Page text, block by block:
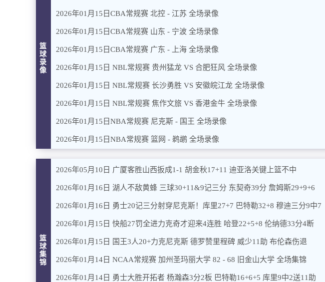
篮
球
录
像
2026年01月15日CBA常规赛 北控 - 江苏 全场录像
2026年01月15日CBA常规赛 山东 - 宁波 全场录像
2026年01月15日CBA常规赛 广东 - 上海 全场录像
2026年01月15日 NBL常规赛 贵州猛龙 VS 合肥狂风 全场录像
2026年01月15日 NBL常规赛 长沙勇胜 VS 安徽皖江龙 全场录像
2026年01月15日 NBL常规赛 焦作文旅 VS 香港金牛 全场录像
2026年01月15日NBA常规赛 尼克斯 - 国王 全场录像
2026年01月15日NBA常规赛 篮网 - 鹈鹕 全场录像
篮
球
集
锦
2026年05月10日 广厦客胜山西扳成1-1 胡金秋17+11 迪亚洛关键上篮不中
2026年01月16日 湖人不敌黄蜂 三球30+11&9记三分 东契奇39分 詹姆斯29+9+6
2026年01月16日 勇士20记三分射穿尼克斯！库里27+7 巴特勒32+8 穆迪三分9中7
2026年01月15日 快船27罚全进力克奇才迎来4连胜 哈登22+5+8 伦纳德33分4断
2026年01月15日 国王3人20+力克尼克斯 德罗赞里程碑 威少11助 布伦森伤退
2026年01月14日 NCAA常规赛 加州圣玛丽大学 82 - 68 旧金山大学 全场集锦
2026年01月14日 勇士大胜开拓者 杨瀚森3分2板 巴特勒16+6+5 库里9中2送11助